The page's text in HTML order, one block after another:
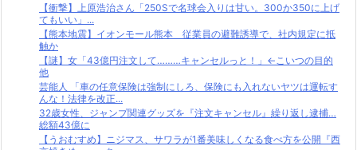
【衝撃】上原浩治さん「250Sで名球会入りは甘い。300か350に上げ
てもいい」...
【熊本地震】イオンモール熊本 従業員の避難誘導で、社内規定に抵
触か
【謎】女「43億円注文して………キャンセルっと！」←こいつの目的
他
芸能人 「車の任意保険は強制にしろ、保険にも入れないヤツは運転す
んな！法律を改正...
32歳女性、ジャンプ関連グッズを『注文キャンセル』繰り返し逮捕…
総額43億に
【うおむすめ】ニジマス、サワラが1番美味しくなる食べ方を公開『西